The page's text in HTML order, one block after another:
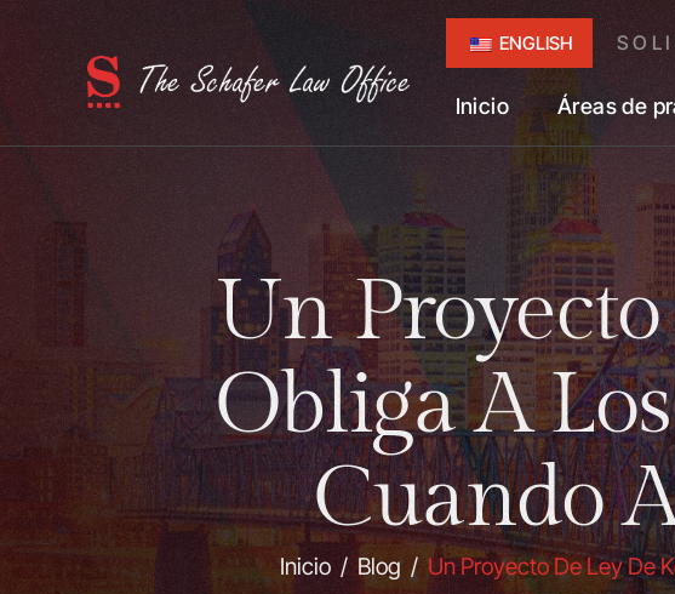
ENGLISH
Inicio Áreas de
Un
Obliga A
Cuando
Inicio/ Blog /Un Proyecto De Ley De